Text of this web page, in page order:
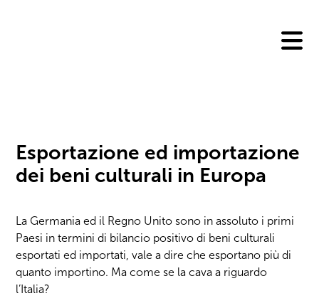
Esportazione ed importazione
dei beni culturali in Europa
La Germania ed il Regno Unito sono in assoluto i primi
Paesi in termini di bilancio positivo di beni culturali
esportati ed importati, vale a dire che esportano più di
quanto importino. Ma come se la cava a riguardo
l’Italia?